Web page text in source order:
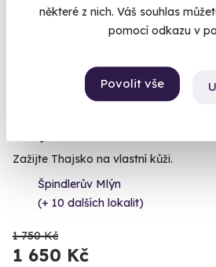
některé z nich. Váš souhlas
pomocí odkazu v
Povolit vše
Zažijte Thajsko na vlastní kůži.
Špindlerův Mlýn
(+ 10 dalších lokalit)
1 750 Kč
1 650 Kč